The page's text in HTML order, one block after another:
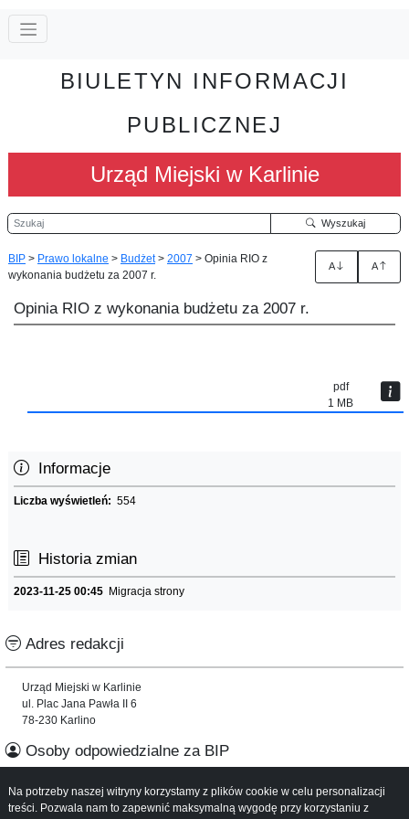
BIULETYN INFORMACJI
PUBLICZNEJ
Urząd Miejski w Karlinie
Szukaj Wyszukaj
BIP > Prawo lokalne > Budżet> 2007 > Opinia RIO z
wykonania budżetu za 2007 r.
A A
Opinia RIO z wykonania budżetu za 2007 r.
pdf
1 MB
Informacje
Liczba wyświetleń: 554
Historia zmian
2023-11-25 00:45 Migracja strony
Adres redakcji
Urząd Miejski w Karlinie
ul. Plac Jana Pawła II 6
78-230 Karlino
Osoby odpowiedzialne za BIP
Informacje o serwisie
Na potrzeby naszej witryny korzystamy z plików cookie w celu personalizacji
treści. Pozwala nam to zapewnić maksymalną wygodę przy korzystaniu z